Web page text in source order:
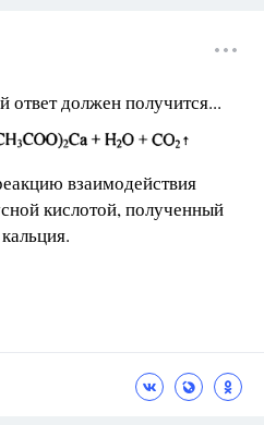
ответ должен получится...
взаимодействия
кислотой, полученный